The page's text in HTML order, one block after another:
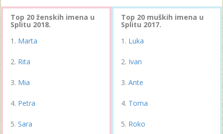
Top 20 ženskih imena u
Splitu 2018.
Marta
Rita
Mia
Petra
Sara
Top 20 muških imena u
Splitu 2017.
Luka
Ivan
Ante
Toma
Roko